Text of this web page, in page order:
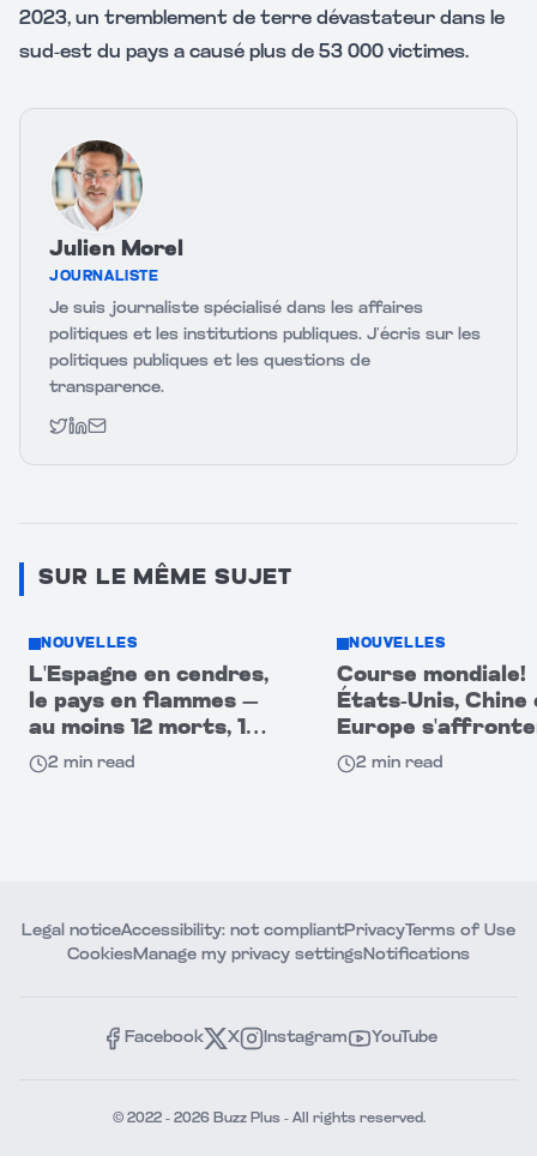
2023, un tremblement de terre dévastateur dans le
sud-est du pays a causé plus de 53 000 victimes.
Julien Morel
JOURNALISTE
Je suis journaliste spécialisé dans les affaires
politiques et les institutions publiques. J’écris sur les
politiques publiques et les questions de
transparence.
SUR LE MÊME SUJET
NOUVELLES
L'Espagne en cendres,
le pays en flammes —
au moins 12 morts, 19
disparus au sud
2 min read
NOUVELLES
Course mondiale!
États-Unis, Chine
Europe
pour dominer les
robots
2 min read
Legal noticeAccessibility: not compliantPrivacyTerms of Use
CookiesManage my privacy settingsNotifications
Facebook X Instagram YouTube
© 2022 - 2026 Buzz Plus - All rights reserved.